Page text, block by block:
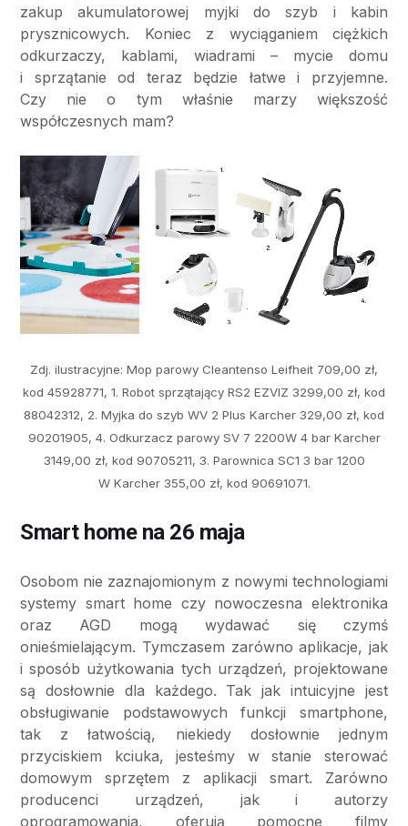
zakup akumulatorowej myjki do szyb i kabin
prysznicowych. Koniec z wyciąganiem ciężkich
odkurzaczy, kablami, wiadrami – mycie domu
i sprzątanie od teraz będzie łatwe i przyjemne.
Czy nie o tym właśnie marzy większość
współczesnych mam?
Zdj. ilustracyjne: Mop parowy Cleantenso Leifheit 709,00 zł,
kod 45928771, 1. Robot sprzątający RS2 EZVIZ 3299,00 zł, kod
88042312, 2. Myjka do szyb WV 2 Plus Karcher 329,00 zł, kod
90201905, 4. Odkurzacz parowy SV 7 2200W 4 bar Karcher
3149,00 zł, kod 90705211, 3. Parownica SC1 3 bar 1200
W Karcher 355,00 zł, kod 90691071.
Smart home na 26 maja
Osobom nie zaznajomionym z nowymi technologiami
systemy smart home czy nowoczesna elektronika
oraz AGD mogą wydawać się czymś
onieśmielającym. Tymczasem zarówno aplikacje, jak
i sposób użytkowania tych urządzeń, projektowane
są dosłownie dla każdego. Tak jak intuicyjne jest
obsługiwanie podstawowych funkcji smartphone,
tak z łatwością, niekiedy dosłownie jednym
przyciskiem kciuka, jesteśmy w stanie sterować
domowym sprzętem z aplikacji smart. Zarówno
producenci urządzeń, jak i autorzy
oprogramowania, oferują pomocne filmy